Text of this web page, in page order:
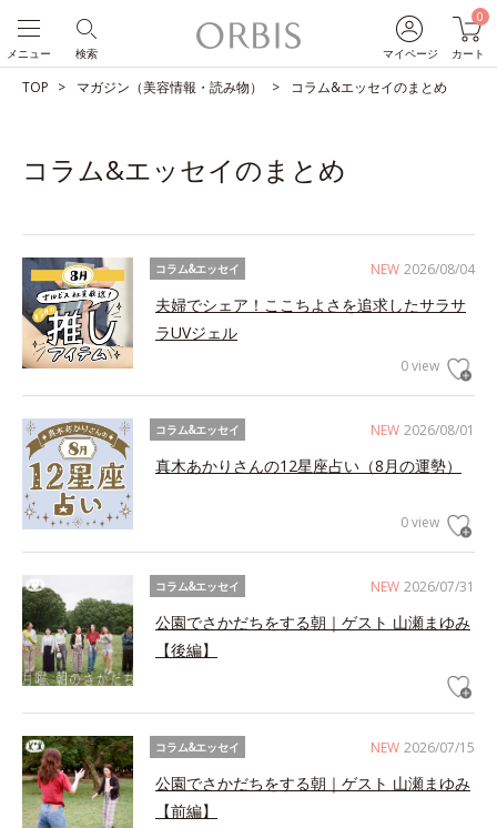
マイページ
0
カート
検索
メニュー
TOP マガジン（美容情報・読み物） コラム&エッセイのまとめ
コラム&エッセイのまとめ
NEW 2026/08/04
コラム&エッセイ
夫婦でシェア！ここちよさを追求したサラサ
ラUVジェル
0 view
NEW 2026/08/01
コラム&エッセイ
真木あかりさんの12星座占い（8月の運勢）
0 view
NEW 2026/07/31
コラム&エッセイ
公園でさかだちをする朝｜ゲスト 山瀬まゆみ
【後編】
NEW 2026/07/15
コラム&エッセイ
公園でさかだちをする朝｜ゲスト 山瀬まゆみ
【前編】